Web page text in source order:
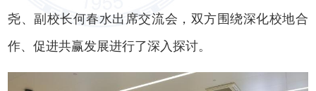
尧、副校长何春水出席交流会，双方围绕深化校地合
作、促进共赢发展进行了深入探讨。